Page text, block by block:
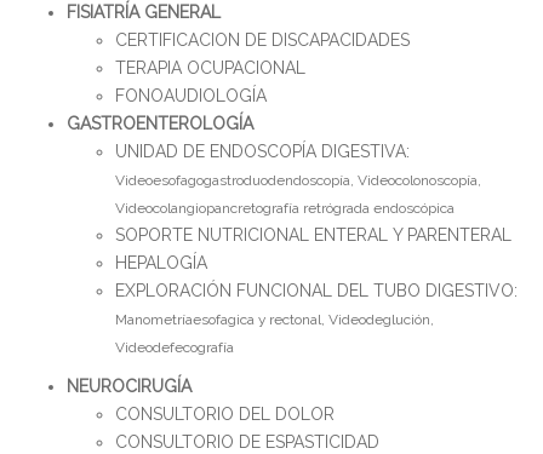
FISIATRÍA GENERAL
CERTIFICACION DE DISCAPACIDADES
TERAPIA OCUPACIONAL
FONOAUDIOLOGÍA
GASTROENTEROLOGÍA
UNIDAD DE ENDOSCOPÍA DIGESTIVA:
Videoesofagogastroduodendoscopía, Videocolonoscopía,
Videocolangiopancretografía retrógrada endoscópica
SOPORTE NUTRICIONAL ENTERAL Y PARENTERAL
HEPALOGÍA
EXPLORACIÓN FUNCIONAL DEL TUBO DIGESTIVO:
Manometríaesofagica y rectonal, Videodeglución,
Videodefecografía
NEUROCIRUGÍA
CONSULTORIO DEL DOLOR
CONSULTORIO DE ESPASTICIDAD